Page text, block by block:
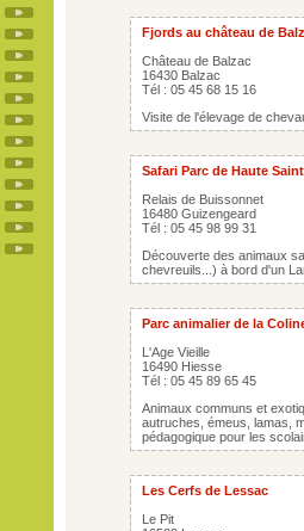
Fjords au château de
Château de Balzac
16430 Balzac
Tél : 05 45 68 15 16
Visite de l'élevage de
Safari Parc de Haute
Relais de Buissonnet
16480 Guizengeard
Tél : 05 45 98 99 31
Découverte des animaux
chevreuils...) à bord d'un
Parc animalier de la
L'Age Vieille
16490 Hiesse
Tél : 05 45 89 65 45
Animaux communs et
autruches, émeus, lamas,
pédagogique pour les
Les Cerfs de Lessac
Le Pit